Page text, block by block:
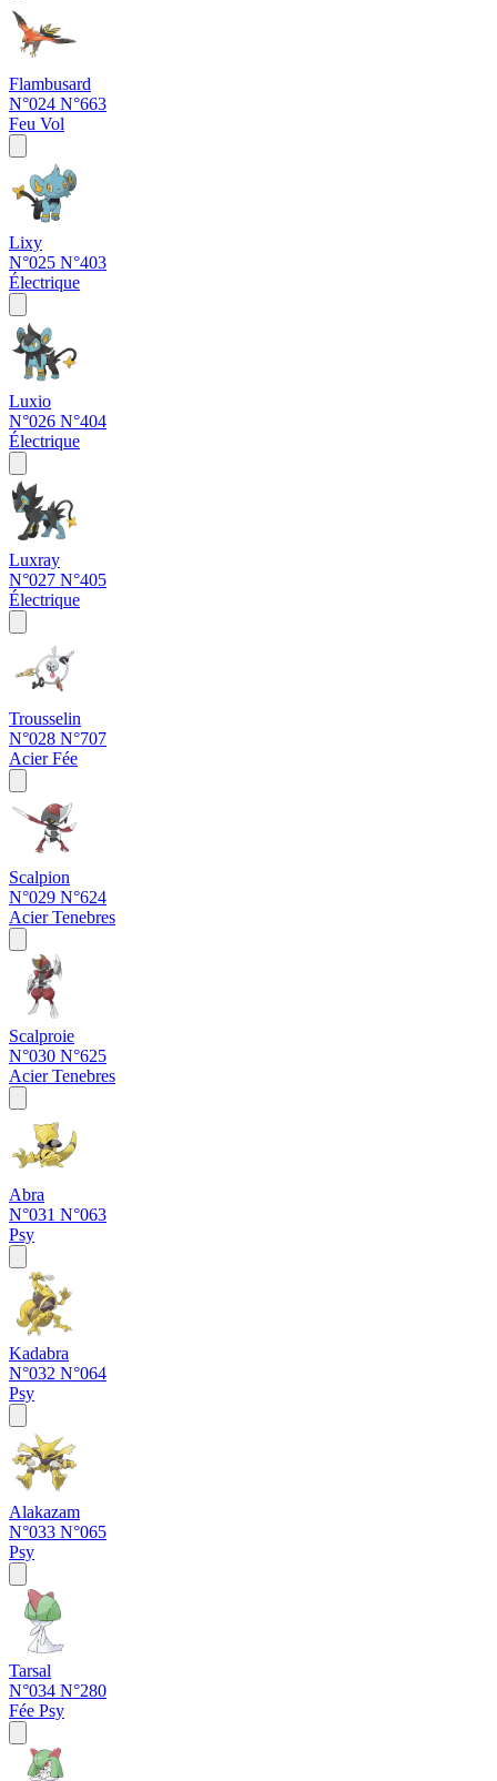
Flambusard
N°024 N°663
Feu Vol
Lixy
N°025 N°403
Électrique
Luxio
N°026 N°404
Électrique
Luxray
N°027 N°405
Électrique
Trousselin
N°028 N°707
AcierFée
Scalpion
N°029 N°624
AcierTenebres
Scalproie
N°030 N°625
AcierTenebres
Abra
N°031 N°063
Psy
Kadabra
N°032 N°064
Psy
Alakazam
N°033 N°065
Psy
Tarsal
N°034 N°280
Fée Psy